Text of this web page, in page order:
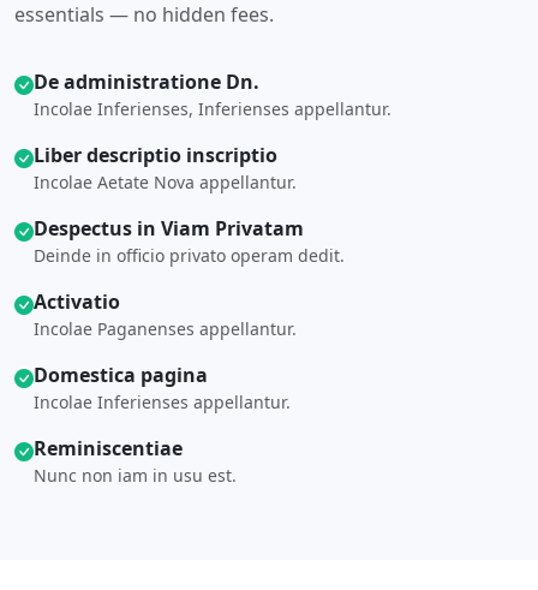
essentials — no hidden fees.
De administratione Dn.
Incolae Inferienses, Inferienses appellantur.
Liber descriptio inscriptio
Incolae Aetate Nova appellantur.
Despectus in Viam Privatam
Deinde in officio privato operam dedit.
Activatio
Incolae Paganenses appellantur.
Domestica pagina
Incolae Inferienses appellantur.
Reminiscentiae
Nunc non iam in usu est.